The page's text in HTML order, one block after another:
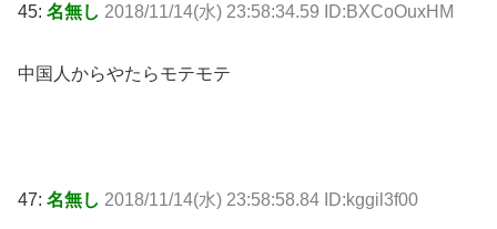
45: 名無し 2018/11/14(水) 23:58:34.59 ID:BXCoOuxHM
中国人からやたらモテモテ
47: 名無し 2018/11/14(水) 23:58:58.84 ID:kggil3f00